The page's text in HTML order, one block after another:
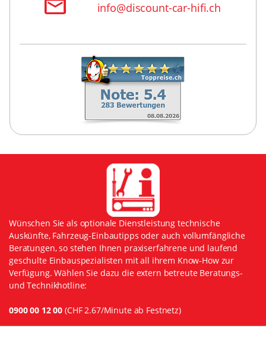
info@discount-car-hifi.ch
Wünschen Sie als optionale Dienstleistung technische
Auskünfte, Fahrzeug-Einbautipps oder auch vollumfängliche
Beratungen, so stehen Ihnen praxiserfahrene und laufend
geschulte Einbauspezialisten mit all ihrem Know-How zur
Verfügung. Wählen Sie dazu die extern betreute Beratungs-
und Technikhotline:
0900 00 12 00 (CHF 2.67/Minute ab Festnetz)